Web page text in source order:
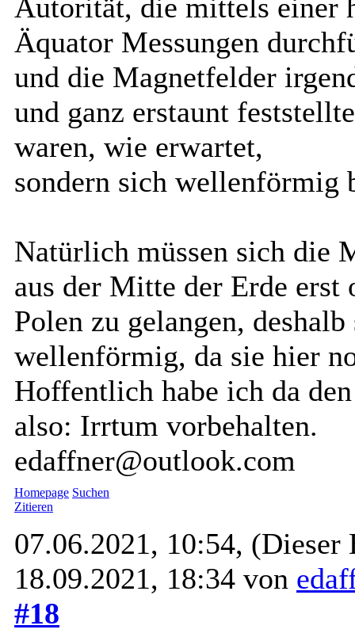
Autorität, die mittels einer
Äquator Messungen
und die Magnetfelder
und ganz erstaunt
waren, wie erwartet,
sondern sich wellenförmig
Natürlich müssen sich die
aus der Mitte der Erde
Polen zu gelangen,
wellenförmig, da sie hier
Hoffentlich habe ich da
also: Irrtum vorbehalten.
edaffner@outlook.com
Homepage Suchen
Zitieren
07.06.2021, 10:54, (Dieser
18.09.2021, 18:34 von
#18